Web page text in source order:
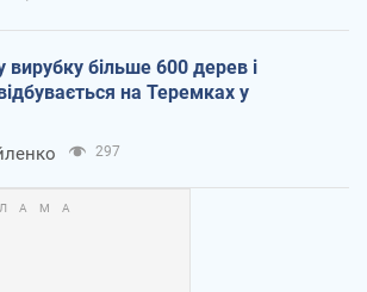
вирубку більше 600 дерев і
на Теремках у
297